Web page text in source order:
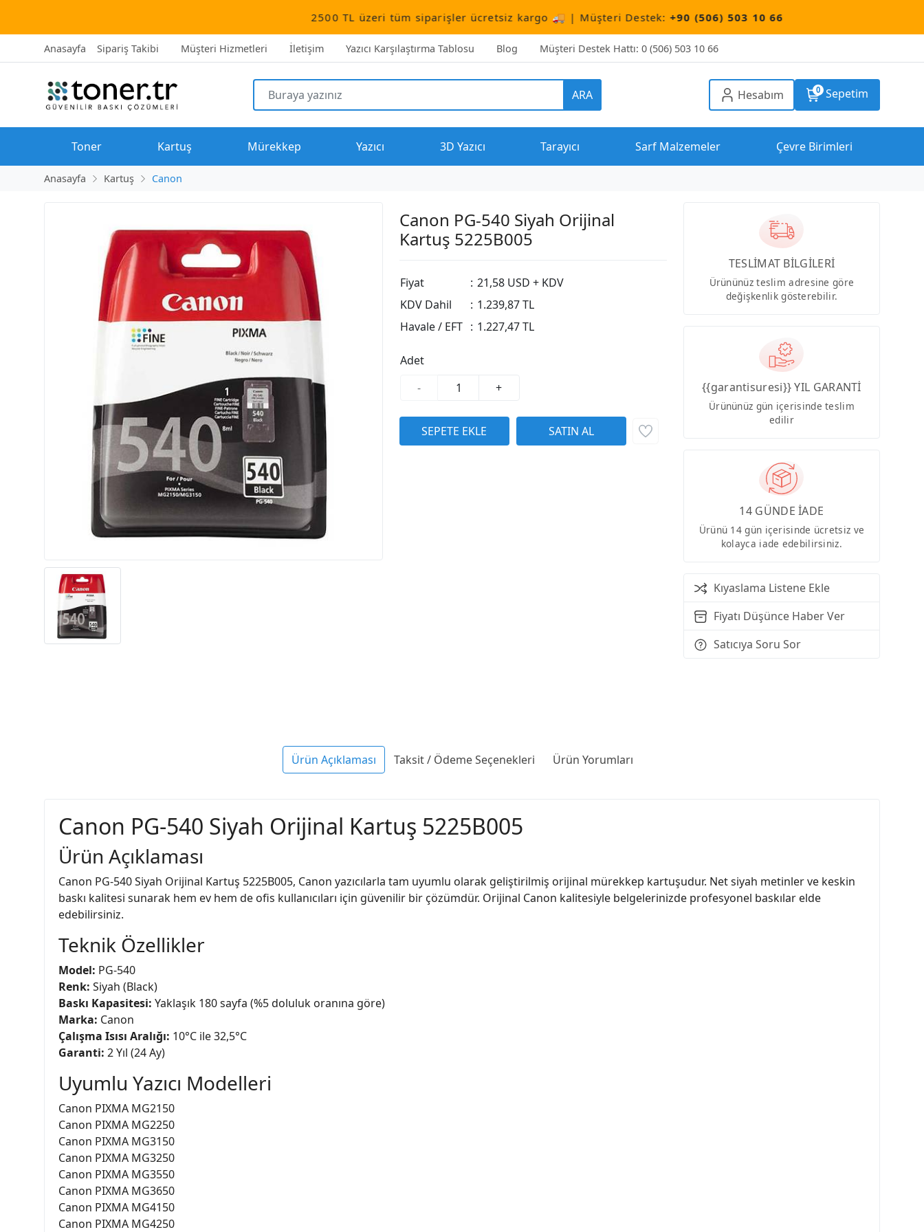
2500 TL üzeri tüm siparişler ücretsiz kargo 🚚 | Müşteri Destek:+90 (506) 503 10 66
Anasayfa Sipariş Takibi Müşteri Hizmetleri İletişim Yazıcı Karşılaştırma Tablosu Blog Müşteri Destek Hattı: 0 (506) 503 10 66
ARA Hesabım 0 Sepetim
Toner Kartuş Mürekkep Yazıcı 3D Yazıcı Tarayıcı Sarf Malzemeler Çevre Birimleri
Anasayfa Kartuş Canon
Canon PG-540 Siyah Orijinal
Kartuş 5225B005
Fiyat : 21,58 USD + KDV
KDV Dahil
: 1.239,87 TL
Havale / EFT : 1.227,47 TL
Adet
-
+
TESLİMAT BİLGİLERİ
Ürününüz teslim adresine göre
değişkenlik gösterebilir.
{{garantisuresi}} YIL GARANTİ
Ürününüz gün içerisinde teslim
edilir
14 GÜNDE İADE
Ürünü 14 gün içerisinde ücretsiz ve
kolayca iade edebilirsiniz.
Kıyaslama Listene Ekle
Fiyatı Düşünce Haber Ver
Satıcıya Soru Sor
Ürün Açıklaması Taksit / Ödeme Seçenekleri Ürün Yorumları
Canon PG-540 Siyah Orijinal Kartuş 5225B005
Ürün Açıklaması
Canon PG-540 Siyah Orijinal Kartuş 5225B005, Canon yazıcılarla tam uyumlu olarak geliştirilmiş orijinal mürekkep kartuşudur. Net siyah metinler ve keskin
baskı kalitesi sunarak hem ev hem de ofis kullanıcıları için güvenilir bir çözümdür. Orijinal Canon kalitesiyle belgelerinizde profesyonel baskılar elde
edebilirsiniz.
Teknik Özellikler
Model: PG-540
Renk: Siyah (Black)
Baskı Kapasitesi: Yaklaşık 180 sayfa (%5 doluluk oranına göre)
Marka: Canon
Çalışma Isısı Aralığı: 10°C ile 32,5°C
Garanti: 2 Yıl (24 Ay)
Uyumlu Yazıcı Modelleri
Canon PIXMA MG2150
Canon PIXMA MG2250
Canon PIXMA MG3150
Canon PIXMA MG3250
Canon PIXMA MG3550
Canon PIXMA MG3650
Canon PIXMA MG4150
Canon PIXMA MG4250